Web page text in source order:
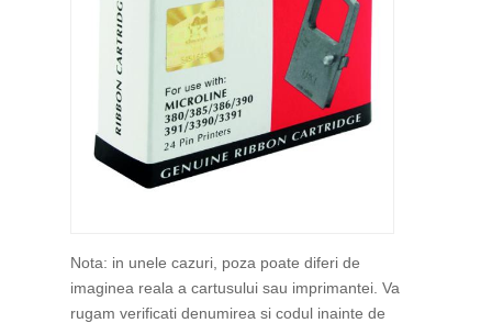
Nota: in unele cazuri, poza poate diferi de
imaginea reala a cartusului sau imprimantei. Va
rugam verificati denumirea si codul inainte de